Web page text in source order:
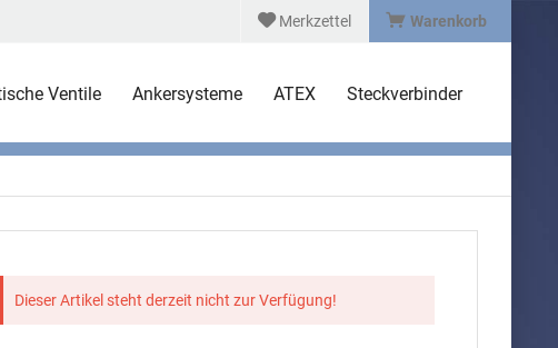
Warenkorb
Merkzettel
Ventile Ankersysteme ATEX Steckverbinder
Dieser Artikel steht derzeit nicht zur Verfügung!